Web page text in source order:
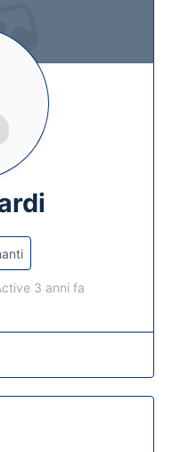
3 anni fa